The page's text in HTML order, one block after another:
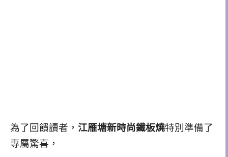
為了回饋讀者， 江雁塘新時尚鐵板燒特別準備了
專屬驚喜，